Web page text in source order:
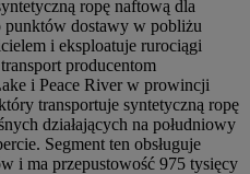
ropę naftową dla
dostawy w pobliżu
i eksploatuje rurociągi
producentom
i Peace River w prowincji
transportuje syntetyczną ropę
działających na południowy
Segment ten obsługuje
i ma przepustowość 975 tysięcy